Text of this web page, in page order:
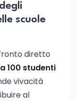
scuole
diretto
100 studenti
vivacità
al